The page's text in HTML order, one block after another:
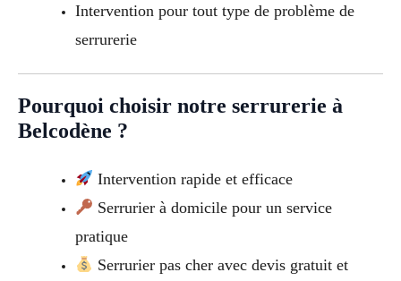
Intervention pour tout type de problème de
serrurerie
Pourquoi choisir notre serrurerie à
Belcodène ?
Intervention rapide et efficace
Serrurier à domicile pour un service
pratique
Serrurier pas cher avec devis gratuit et